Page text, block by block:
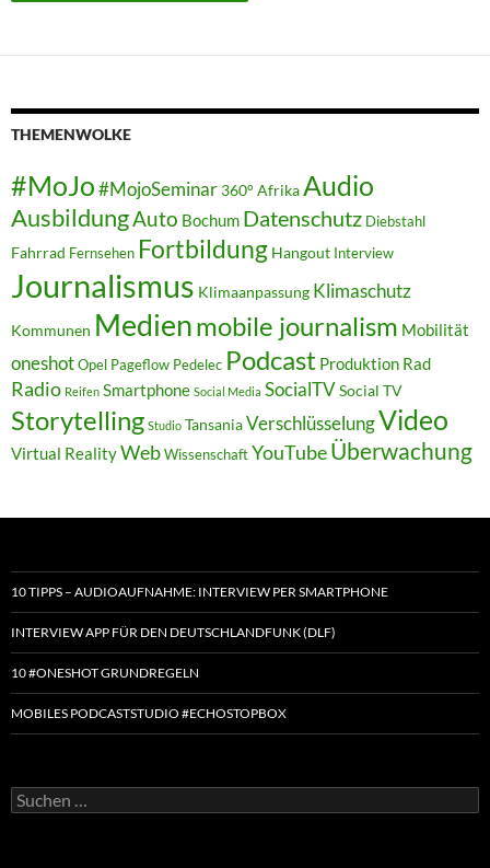
THEMENWOLKE
#MoJo#MojoSeminar 360° AfrikaAudio
AusbildungAuto Bochum Datenschutz Diebstahl
Fahrrad Fernsehen Fortbildung Hangout Interview
Journalismus Klimaanpassung Klimaschutz
Kommunen Medienmobile journalism Mobilität
oneshot Opel Pageflow Pedelec Podcast Produktion Rad
Radio Reifen Smartphone Social Media SocialTVSocial TV
Storytelling Studio TansaniaVerschlüsselungVideo
Virtual RealityWeb Wissenschaft YouTubeÜberwachung
10 TIPPS – AUDIOAUFNAHME: INTERVIEW PER SMARTPHONE
INTERVIEW APP FÜR DEN DEUTSCHLANDFUNK (DLF)
10 #ONESHOT GRUNDREGELN
MOBILES PODCASTSTUDIO #ECHOSTOPBOX
Suchen
nach: